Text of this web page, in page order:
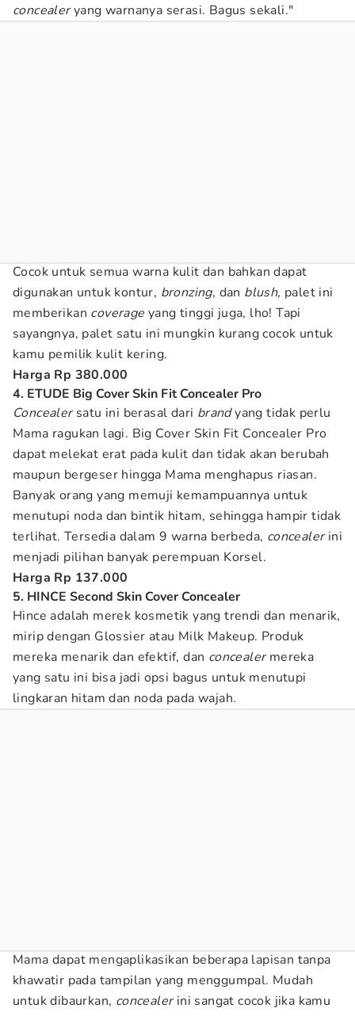
concealeryang warnanya serasi. Bagus sekali."
Cocok untuk semua warna kulit dan bahkan dapat
digunakan untuk kontur, bronzing, dan blush, palet ini
memberikan coverageyang tinggi juga, lho! Tapi
sayangnya, palet satu ini mungkin kurang cocok untuk
kamu pemilik kulit kering.
Harga Rp 380.000
4. ETUDE Big Cover Skin Fit Concealer Pro
Concealersatu ini berasal dari brandyang tidak perlu
Mama ragukan lagi. Big Cover Skin Fit Concealer Pro
dapat melekat erat pada kulit dan tidak akan berubah
maupun bergeser hingga Mama menghapus riasan.
Banyak orang yang memuji kemampuannya untuk
menutupi noda dan bintik hitam, sehingga hampir tidak
terlihat. Tersedia dalam 9 warna berbeda, concealerini
menjadi pilihan banyak perempuan Korsel.
Harga Rp 137.000
5. HINCE Second Skin Cover Concealer
Hince adalah merek kosmetik yang trendi dan menarik,
mirip dengan Glossier atau Milk Makeup. Produk
mereka menarik dan efektif, dan concealermereka
yang satu ini bisa jadi opsi bagus untuk menutupi
lingkaran hitam dan noda pada wajah.
Mama dapat mengaplikasikan beberapa lapisan tanpa
khawatir pada tampilan yang menggumpal. Mudah
untuk dibaurkan, concealerini sangat cocok jika kamu